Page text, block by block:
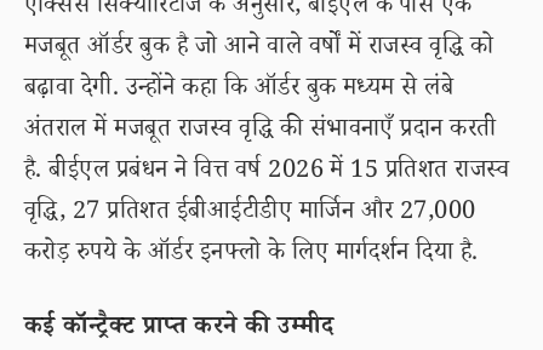
एक्सिस सिक्योरिटीज के अनुसार, बीईएल के पास एक
मजबूत ऑर्डर बुक है जो आने वाले वर्षों में राजस्व वृद्धि को
बढ़ावा देगी. उन्होंने कहा कि ऑर्डर बुक मध्यम से लंबे
अंतराल में मजबूत राजस्व वृद्धि की संभावनाएँ प्रदान करती
है. बीईएल प्रबंधन ने वित्त वर्ष 2026 में 15 प्रतिशत राजस्व
वृद्धि, 27 प्रतिशत ईबीआईटीडीए मार्जिन और 27,000
करोड़ रुपये के ऑर्डर इनफ्लो के लिए मार्गदर्शन दिया है.
कई कॉन्ट्रैक्ट प्राप्त करने की उम्मीद